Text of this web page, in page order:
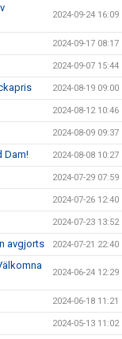
2024-09-24 16:09
2024-09-17 08:17
2024-09-07 15:44
2024-08-19 09:00
2024-08-12 10:46
2024-08-09 09:37
Dam! 2024-08-08 10:27
2024-07-29 07:59
2024-07-26 12:40
2024-07-23 13:52
avgjorts 2024-07-21 22:40
2024-06-24 12:29
2024-06-18 11:21
2024-05-13 11:02